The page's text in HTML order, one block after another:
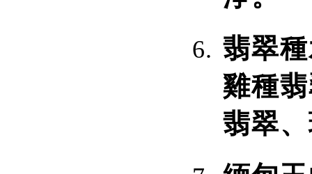
翡翠
雞種
翡翠